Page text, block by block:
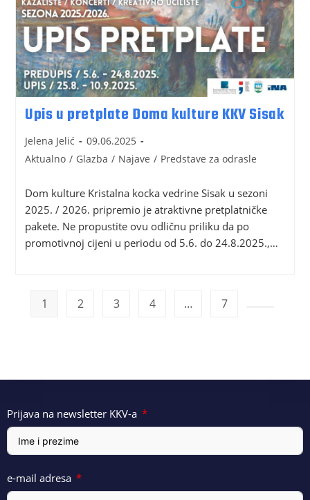
Upis u pretplate Doma kulture KKV Sisak
Jelena Jelić
09.06.2025
Aktualno / Glazba / Najave / Predstave za odrasle
Dom kulture Kristalna kocka vedrine Sisak u sezoni
2025. / 2026. pripremio je atraktivne pretplatničke
pakete. Ne propustite ovu odličnu priliku da po
promotivnoj cijeni u periodu od 5.6. do 24.8.2025.,…
1 2 3 4 … 7
Prijava na newsletter KKV-a
e-mail adresa